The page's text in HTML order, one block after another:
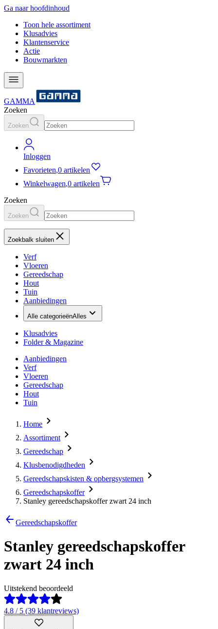
Ga naar hoofdinhoud
Toon hele assortiment
Klusadvies
Klantenservice
Actie
Bouwmarkten
GAMMA
Zoeken
Zoeken
Inloggen
Favorieten,0 artikelen
Winkelwagen,0 artikelen
Zoeken
Zoeken
Zoekbalk sluiten
Verf
Vloeren
Gereedschap
Hout
Tuin
Aanbiedingen
Alle categorieënAlles
Klusadvies
Folder & Magazine
Aanbiedingen
Verf
Vloeren
Gereedschap
Hout
Tuin
Home
Assortiment
Gereedschap
Klusbenodigdheden
Gereedschapskisten & opbergsystemen
Gereedschapskoffer
Stanley gereedschapskoffer zwart 24 inch
Gereedschapskoffer
Stanley gereedschapskoffer
zwart 24 inch
Uitstekend beoordeeld
4.8 / 5 (39 klantreviews)